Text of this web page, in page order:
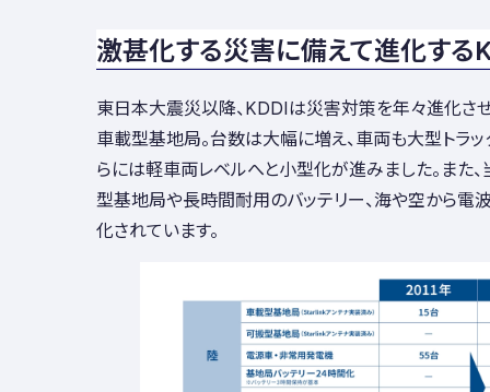
激甚化する災害に備えて進化する
東日本大震災以降、KDDIは災害対策を年々進化させ
車載型基地局。台数は大幅に増え、車両も大型トラッ
らには軽車両レベルへと小型化が進みました。また
型基地局や長時間耐用のバッテリー、海や空から電
化されています。